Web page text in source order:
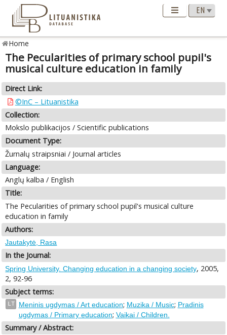
Home
The Pecularities of primary school pupil's
musical culture education in family
Direct Link:
©InC – Lituanistika
Collection:
Mokslo publikacijos / Scientific publications
Document Type:
Žurnalų straipsniai / Journal articles
Language:
Anglų kalba / English
Title:
The Pecularities of primary school pupil's musical culture
education in family
Authors:
Jautakytė, Rasa
In the Journal:
Spring University. Changing education in a changing society, 2005,
2, 92-96
Subject terms:
LT Meninis ugdymas / Art education; Muzika / Music; Pradinis
ugdymas / Primary education; Vaikai / Children.
Summary / Abstract: